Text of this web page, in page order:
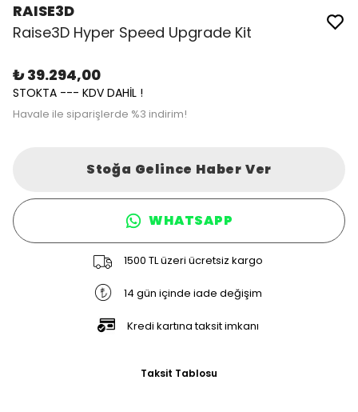
RAISE3D
Raise3D Hyper Speed Upgrade Kit
₺ 39.294,00
STOKTA --- KDV DAHİL !
Havale ile siparişlerde %3 indirim!
Stoğa Gelince Haber Ver
WHATSAPP
1500 TL üzeri ücretsiz kargo
14 gün içinde iade değişim
Kredi kartına taksit imkanı
Taksit Tablosu